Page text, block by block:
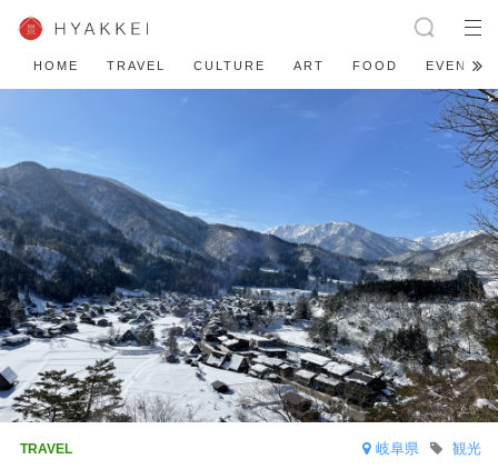
HOME TRAVEL CULTURE ART FOOD EVENT
岐阜県 観光